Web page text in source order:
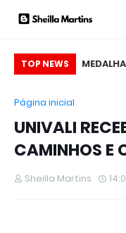
TOP NEWS
& SEGREDOS”:
DISPONÍVEIS NO
GLOBOSAT PLAY
Página inicial
UNIVALI
CAMINHOS E
Sheilla Martins